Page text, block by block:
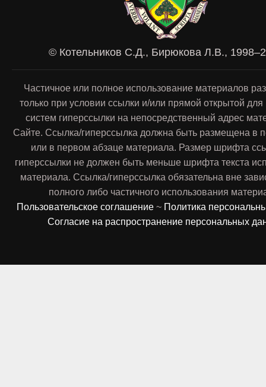
© Котельников С.Д., Бирюкова Л.В.,
Частичное или полное использование материалов
только при условии ссылки и/или прямой открытой
систем гиперссылки на непосредственный адрес
Сайте. Ссылка/гиперссылка должна быть размещена в
или в первом абзаце материала. Размер шрифта
гиперссылки не должен быть меньше шрифта текста
материала. Ссылка/гиперссылка обязательна вне
полного либо частичного использования
Пользовательское соглашение ~ Политика
Согласие на распространение персональных